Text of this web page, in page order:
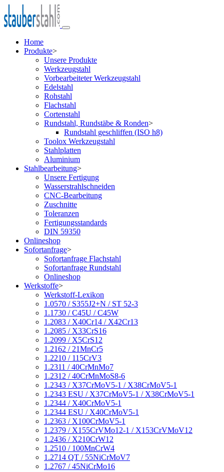
Home
Produkte>
Unsere Produkte
Werkzeugstahl
Vorbearbeiteter Werkzeugstahl
Edelstahl
Rohstahl
Flachstahl
Cortenstahl
Rundstahl, Rundstäbe & Ronden>
Rundstahl geschliffen (ISO h8)
Toolox Werkzeugstahl
Stahlplatten
Aluminium
Stahlbearbeitung>
Unsere Fertigung
Wasserstrahlschneiden
CNC-Bearbeitung
Zuschnitte
Toleranzen
Fertigungsstandards
DIN 59350
Onlineshop
Sofortanfrage>
Sofortanfrage Flachstahl
Sofortanfrage Rundstahl
Onlineshop
Werkstoffe>
Werkstoff-Lexikon
1.0570 / S355J2+N / ST 52-3
1.1730 / C45U / C45W
1.2083 / X40Cr14 / X42Cr13
1.2085 / X33CrS16
1.2099 / X5CrS12
1.2162 / 21MnCr5
1.2210 / 115CrV3
1.2311 / 40CrMnMo7
1.2312 / 40CrMnMoS8-6
1.2343 / X37CrMoV5-1 / X38CrMoV5-1
1.2343 ESU / X37CrMoV5-1 / X38CrMoV5-1
1.2344 / X40CrMoV5-1
1.2344 ESU / X40CrMoV5-1
1.2363 / X100CrMoV5-1
1.2379 / X155CrVMo12-1 / X153CrVMoV12
1.2436 / X210CrW12
1.2510 / 100MnCrW4
1.2714 QT / 55NiCrMoV7
1.2767 / 45NiCrMo16